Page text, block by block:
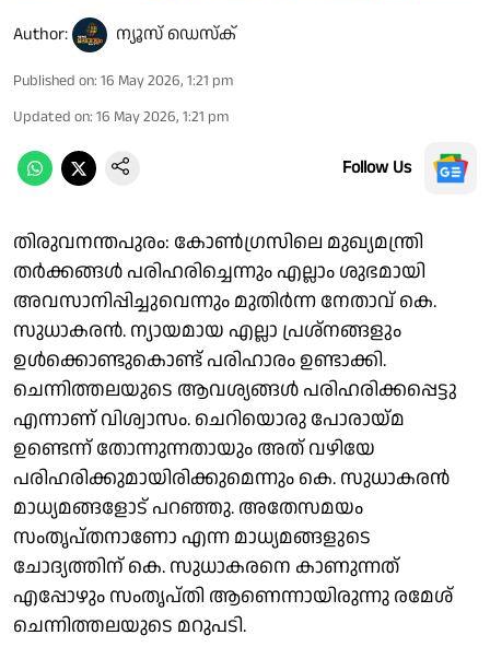
Author: ന്യൂസ് ഡെസ്ക്
Published on: 16 May 2026, 1:21 pm
Updated on: 16 May 2026, 1:21 pm
Follow Us
തിരുവനന്തപുരം: കോൺ​ഗ്രസിലെ മുഖ്യമന്ത്രി
തർക്കങ്ങൾ പരിഹരിച്ചെന്നും എല്ലാം ശുഭമായി
അവസാനിപ്പിച്ചുവെന്നും മുതിർന്ന നേതാവ് കെ.
സുധാകരൻ. ന്യായമായ എല്ലാ പ്രശ്നങ്ങളും
ഉൾക്കൊണ്ടുകൊണ്ട് പരിഹാരം ഉണ്ടാക്കി.
ചെന്നിത്തലയുടെ ആവശ്യങ്ങൾ പരിഹരിക്കപ്പെട്ടു
എന്നാണ് വിശ്വാസം. ചെറിയൊരു പോരായ്മ
ഉണ്ടെന്ന് തോന്നുന്നതായും അത് വഴിയേ
പരിഹരിക്കുമായിരിക്കുമെന്നും കെ. സുധാകരൻ
മാധ്യമങ്ങളോട് പറഞ്ഞു. അതേസമയം
സംതൃപ്തനാണോ എന്ന മാധ്യമങ്ങളുടെ
ചോദ്യത്തിന് കെ. സുധാകരനെ കാണുന്നത്
എപ്പോഴും സംതൃപ്തി ആണെന്നായിരുന്നു രമേശ്
ചെന്നിത്തലയുടെ മറുപടി.